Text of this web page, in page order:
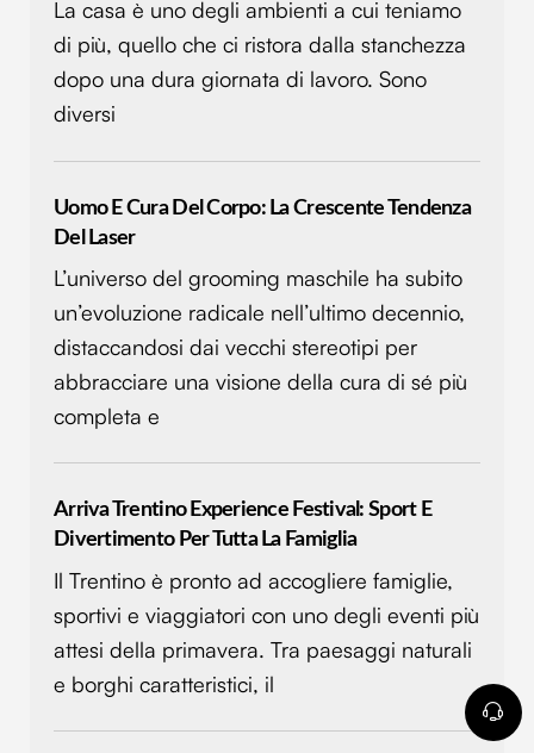
La casa è uno degli ambienti a cui teniamo
di più, quello che ci ristora dalla stanchezza
dopo una dura giornata di lavoro. Sono
diversi
Uomo E Cura Del Corpo: La Crescente Tendenza
Del Laser
L’universo del grooming maschile ha subito
un’evoluzione radicale nell’ultimo decennio,
distaccandosi dai vecchi stereotipi per
abbracciare una visione della cura di sé più
completa e
Arriva Trentino Experience Festival: Sport E
Divertimento Per Tutta La Famiglia
Il Trentino è pronto ad accogliere famiglie,
sportivi e viaggiatori con uno degli eventi più
attesi della primavera. Tra paesaggi naturali
e borghi caratteristici, il